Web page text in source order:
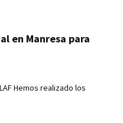
en Manresa para
Hemos realizado los